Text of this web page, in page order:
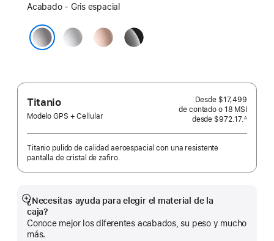
Acabado - Gris espacial
Color
plata
Oro
rosa
Negro
azabache
Titanio
Modelo GPS + Cellular
Desde $17,499
de contado o 18 MSI
desde $972.17.∆
Titanio pulido de calidad aeroespacial con una resistente
pantalla de cristal de zafiro.
¿Necesitas ayuda para elegir el material de la
caja?
Conoce mejor los diferentes acabados, su peso y mucho
más.
Mostrar
más